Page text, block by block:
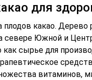
для
какао. Дерево
севере Южной и
как сырье для
витаминов,